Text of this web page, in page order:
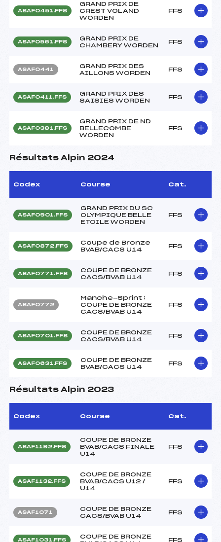
ASAF0451.FFS
GRAND PRIX DE
CREST VOLAND
WORDEN
FFS
ASAF0561.FFS
GRAND PRIX DE
CHAMBERY WORDEN
FFS
ASAF0441
GRAND PRIX DES
AILLONS WORDEN
FFS
ASAF0411.FFS
GRAND PRIX DES
SAISIES WORDEN
FFS
ASAF0381.FFS
GRAND PRIX DE ND
BELLECOMBE
WORDEN
FFS
Résultats Alpin 2024
Codex Course Cat.
ASAF0901.FFS
GRAND PRIX DU SC
OLYMPIQUE BELLE
ETOILE WORDEN
FFS
ASAF0872.FFS
Coupe de Bronze
BVAB/CACS U14
FFS
ASAF0771.FFS
COUPE DE BRONZE
CACS/BVAB U14
FFS
ASAF0772
Manche-Sprint :
COUPE DE BRONZE
CACS/BVAB U14
FFS
ASAF0701.FFS
COUPE DE BRONZE
CACS/BVAB U14
FFS
ASAF0631.FFS
COUPE DE BRONZE
BVAB/CACS U14
FFS
Résultats Alpin 2023
Codex Course Cat.
ASAF1192.FFS
COUPE DE BRONZE
BVAB/CACS FINALE
U14
FFS
ASAF1132.FFS
COUPE DE BRONZE
BVAB/CACS U12 /
U14
FFS
ASAF1071
COUPE DE BRONZE
CACS/BVAB U14
FFS
ASAF1031.FFS
COUPE DE BRONZE
FFS